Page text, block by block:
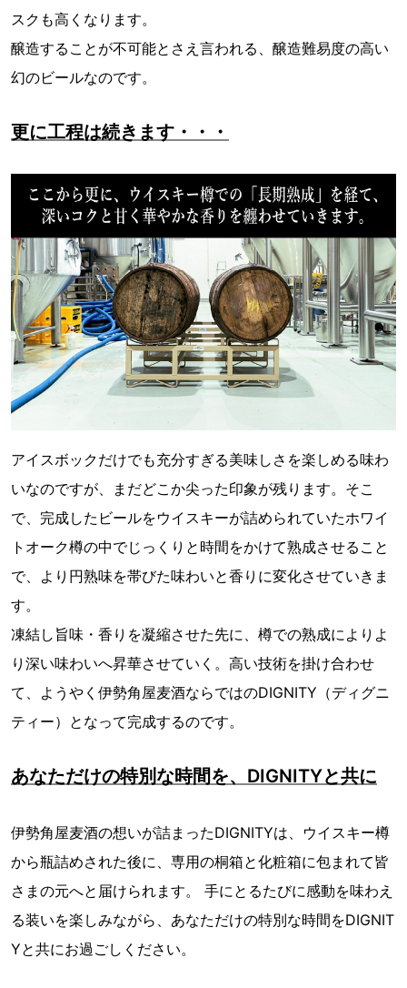
スクも高くなります。
醸造することが不可能とさえ言われる、醸造難易度の高い
幻のビールなのです。
更に工程は続きます・・・
アイスボックだけでも充分すぎる美味しさを楽しめる味わ
いなのですが、まだどこか尖った印象が残ります。そこ
で、完成したビールをウイスキーが詰められていたホワイ
トオーク樽の中でじっくりと時間をかけて熟成させること
で、より円熟味を帯びた味わいと香りに変化させていきま
す。
凍結し旨味・香りを凝縮させた先に、樽での熟成によりよ
り深い味わいへ昇華させていく。高い技術を掛け合わせ
て、ようやく伊勢角屋麦酒ならではのDIGNITY（ディグニ
ティー）となって完成するのです。
あなただけの特別な時間を、DIGNITYと共に
伊勢角屋麦酒の想いが詰まったDIGNITYは、ウイスキー樽
から瓶詰めされた後に、専用の桐箱と化粧箱に包まれて皆
さまの元へと届けられます。 手にとるたびに感動を味わえ
る装いを楽しみながら、あなただけの特別な時間をDIGNIT
Yと共にお過ごしください。